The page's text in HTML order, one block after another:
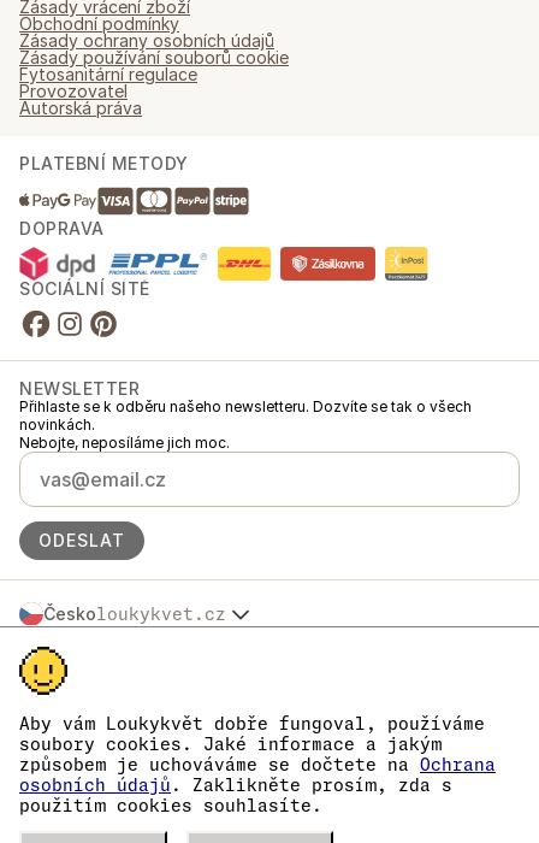
Aby vám Loukykvět dobře fungoval, používáme
soubory cookies. Jaké informace a jakým
způsobem je uchováváme se dočtete na
Ochrana
osobních údajů . Zaklikněte prosím, zda s
použitím cookies souhlasíte.
Zásady vrácení zboží
Obchodní podmínky
Zásady ochrany osobních údajů
Zásady používání souborů cookie
Fytosanitární regulace
Provozovatel
Autorská práva
PLATEBNÍ METODY
DOPRAVA
SOCIÁLNÍ SÍTĚ
NEWSLETTER
Přihlaste se k odběru našeho newsletteru. Dozvíte se tak o všech
novinkách.
Nebojte, neposíláme jich moc.
ODESLAT
Českoloukykvet.cz
Polska
Österreich
Deutschland
France
België
Danmark
Eesti
España
© 2016 →
Loukykvět s.r.o. je zapsaný v OR u Městského soudu v Praze, oddíl C,
Jsme zapojeni v Systému sdruženého plněné EKO-KOM pod číslem
EKF00180493.
Pro vydávání RL pasů používáme registrační číslo 0636.
Naše IČ je 05663687, DIČ CZ05663687.
Datová schránka má ID eng827q.
Číslo EORI je CZ05663687.